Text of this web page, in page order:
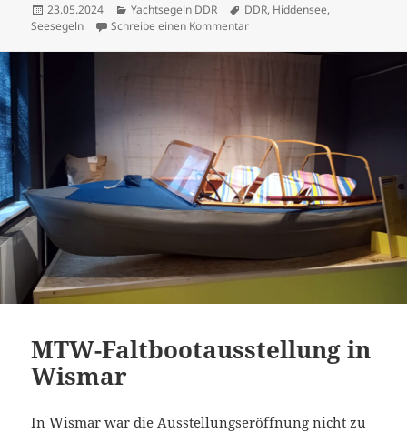
Veröffentlicht
am
23.05.2024 Kategorien
Yachtsegeln DDR Schlagwörter
DDR, Hiddensee,
Seesegeln
Schreibe einen Kommentarzu Zweiter Teil des Hiddensee-
MTW-Faltbootausstellung in
Wismar
In Wismar war die Ausstellungseröffnung nicht zu